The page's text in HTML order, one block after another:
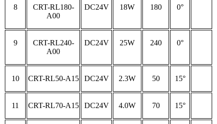
8
CRT-RL180-
A00
DC24V 18W 180 0°
9
CRT-RL240-
A00
DC24V 25W 240 0°
10 CRT-RL50-A15 DC24V 2.3W 50 15°
11 CRT-RL70-A15 DC24V 4.0W 70 15°